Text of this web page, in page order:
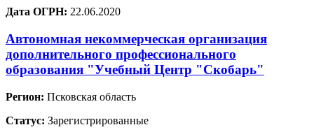
Дата ОГРН: 22.06.2020
Автономная некоммерческая организация
дополнительного профессионального
образования "Учебный Центр "Скобарь"
Регион: Псковская область
Статус: Зарегистрированные